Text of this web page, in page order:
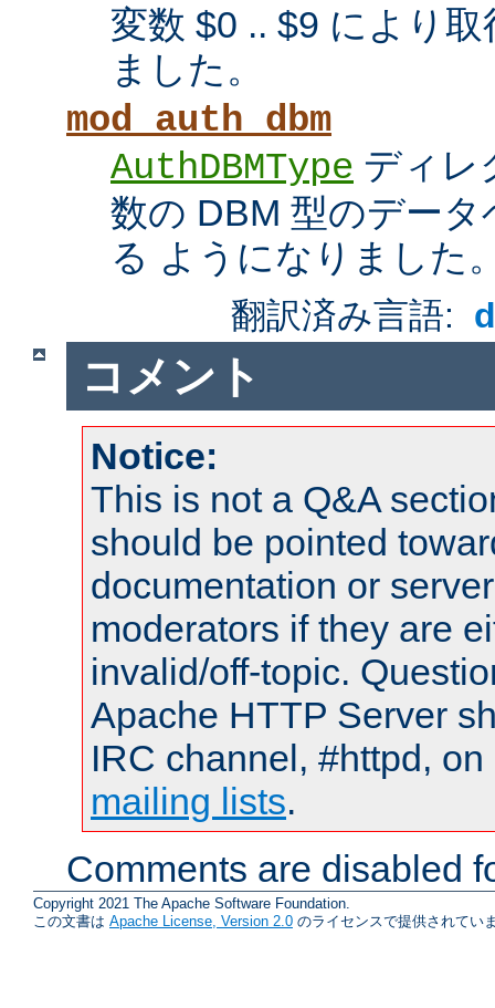
変数 $0 .. $9 により
ました。
mod_auth_dbm
AuthDBMType ディレ
数の DBM 型のデー
る ようになりました
翻訳済み言語:
コメント
Notice:
This is not a Q&A
should be pointed
documentation or
moderators if they are
invalid/off-topic.
Apache HTTP Server
IRC channel, #httpd,
mailing lists.
Comments are disabled
Copyright 2021 The Apache Software Foundation.
この文書は Apache License, Version 2.0 のライセンスで提供されてい